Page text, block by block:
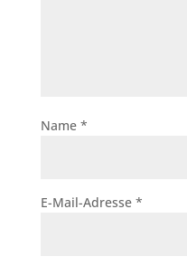
Name *
E-Mail-Adresse *